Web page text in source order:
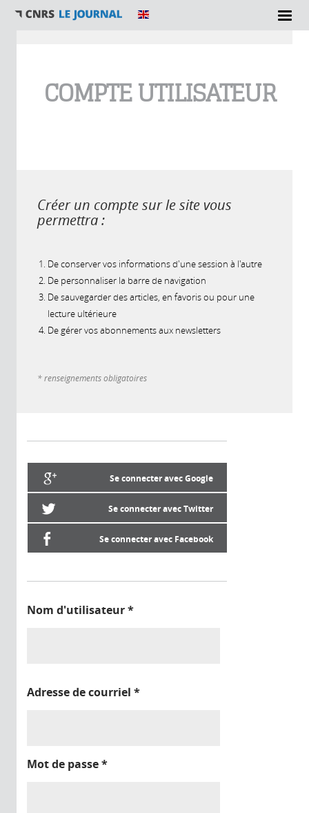
COMPTE UTILISATEUR
Créer un compte sur le site vous
permettra :
De conserver vos informations d'une session à l'autre
De personnaliser la barre de navigation
De sauvegarder des articles, en favoris ou pour une
lecture ultérieure
De gérer vos abonnements aux newsletters
* renseignements obligatoires
Se connecter avec Google
Se connecter avec Twitter
Se connecter avec Facebook
Nom d'utilisateur*
Adresse de courriel *
Mot de passe*